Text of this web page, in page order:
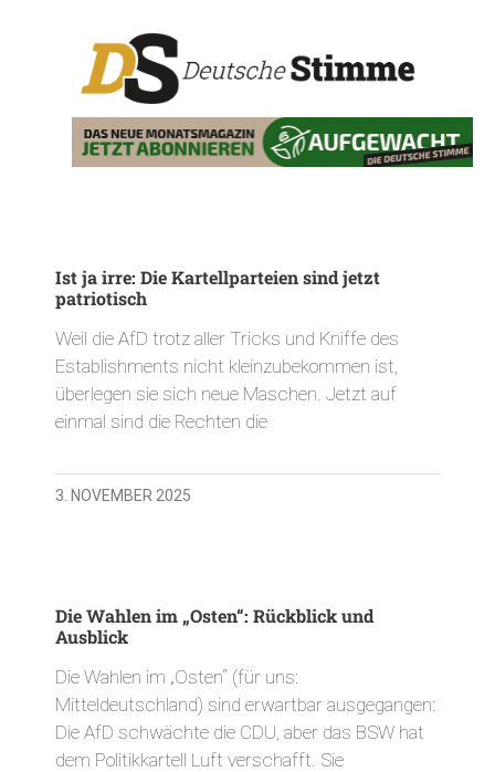
Ist ja irre: Die Kartellparteien sind jetzt
patriotisch
Weil die AfD trotz aller Tricks und Kniffe des
Establishments nicht kleinzubekommen ist,
überlegen sie sich neue Maschen. Jetzt auf
einmal sind die Rechten die
3. NOVEMBER 2025
Die Wahlen im „Osten“: Rückblick und
Ausblick
Die Wahlen im „Osten“ (für uns:
Mitteldeutschland) sind erwartbar ausgegangen:
Die AfD schwächte die CDU, aber das BSW hat
dem Politikkartell Luft verschafft. Sie